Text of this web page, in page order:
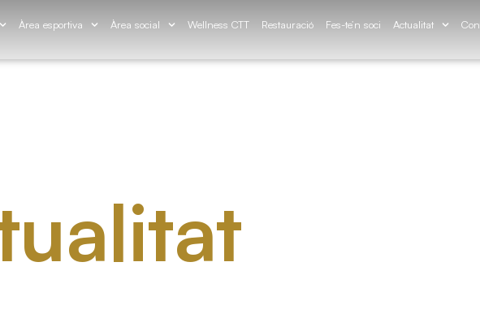
Àrea esportiva Àrea social Wellness CTT Restauració Fes-te’n soci Actualitat